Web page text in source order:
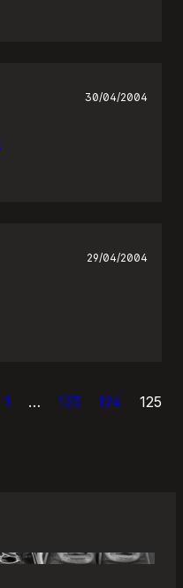
30/04/2004
29/04/2004
1 … 123 124 125